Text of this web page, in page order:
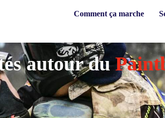
Comment ça marche
autour du